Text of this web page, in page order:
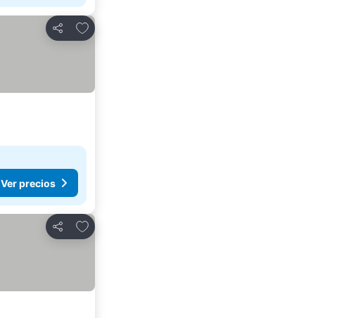
Compartir
Agregar a favoritos
Ver precios
Compartir
Agregar a favoritos